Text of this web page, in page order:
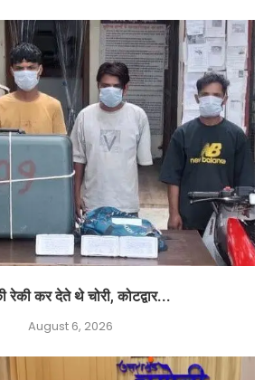
रेकी कर देते थे चोरी, कोटद्वार...
August 6, 2026